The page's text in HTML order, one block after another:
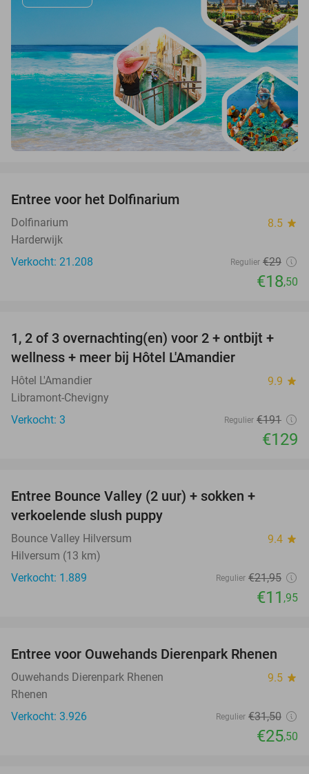
Entree voor het Dolfinarium
Dolfinarium 8.5 star
Harderwijk
Verkocht: 21.208
Regulier €29
€18,50
32%
TODAY
1, 2 of 3 overnachting(en) voor 2 + ontbijt +
wellness + meer bij Hôtel L'Amandier
Hôtel L'Amandier 9.9 star
Libramont-Chevigny
Verkocht: 3
Regulier €191
€129
Entree Bounce Valley (2 uur) + sokken +
verkoelende slush puppy
Bounce Valley Hilversum 9.4 star
Hilversum (13 km)
Verkocht: 1.889
Regulier €21,95
€11 ,95
19%
Entree voor Ouwehands Dierenpark Rhenen
Ouwehands Dierenpark Rhenen 9.5 star
Rhenen
Verkocht: 3.926
Regulier €31,50
€25,50